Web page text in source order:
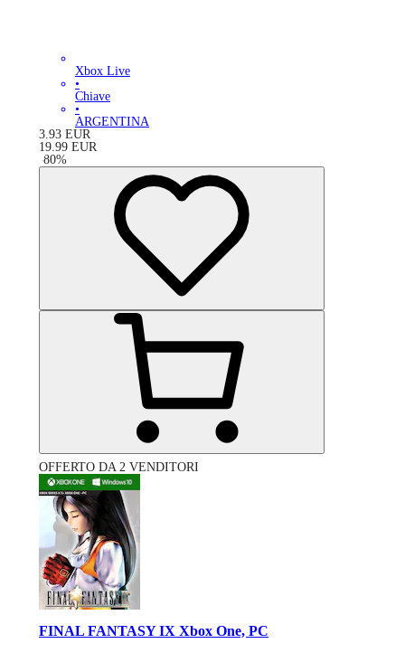
Xbox Live
•
Chiave
•
ARGENTINA
3.93 EUR
19.99 EUR
-80%
OFFERTO DA 2 VENDITORI
FINAL FANTASY IX Xbox One, PC